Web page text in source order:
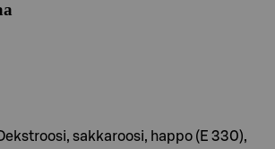
sakkaroosi, happo (E 330),